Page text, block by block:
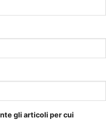
gli articoli per cui